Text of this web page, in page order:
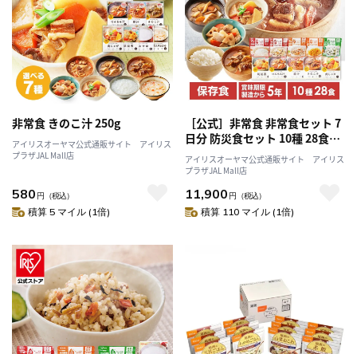
非常食 きのこ汁 250g
アイリスオーヤマ公式通販サイト アイリス
プラザJAL Mall店
580 円 （税込）
積算 5 マイル (1倍)
［公式］非常食 非常食セット 7
日分 防災食セット 10種 28食セ
ット アイリスオーヤマ
アイリスオーヤマ公式通販サイト アイリス
プラザJAL Mall店
11,900 円 （税込）
積算 110 マイル (1倍)